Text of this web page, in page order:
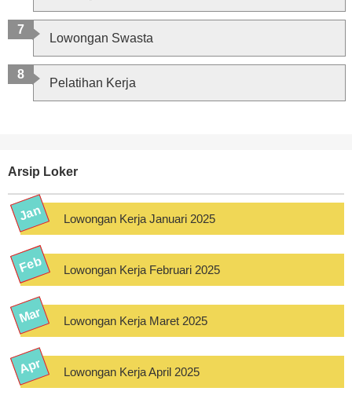
Lowongan Swasta
Pelatihan Kerja
Arsip Loker
Lowongan Kerja Januari 2025
Lowongan Kerja Februari 2025
Lowongan Kerja Maret 2025
Lowongan Kerja April 2025